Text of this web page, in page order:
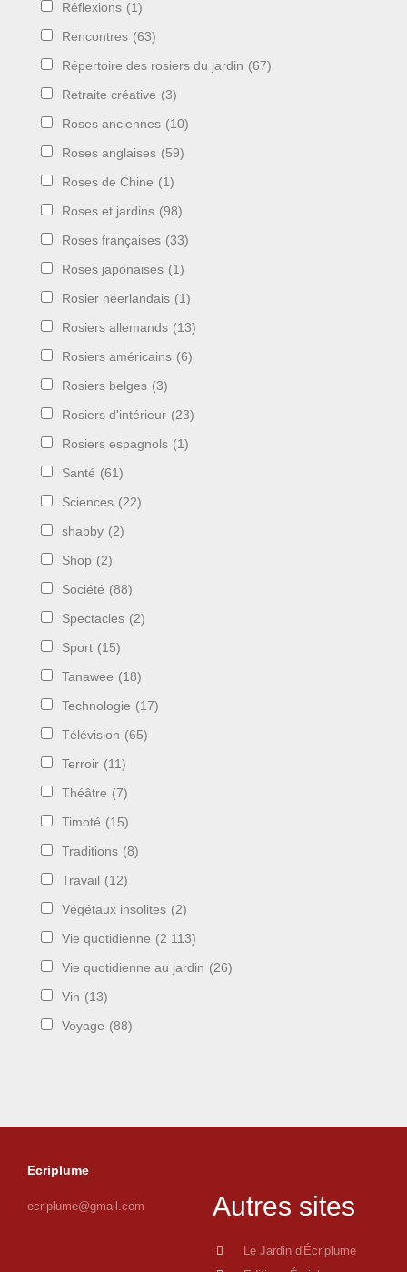
Réflexions (1)
Rencontres (63)
Répertoire des rosiers du jardin (67)
Retraite créative (3)
Roses anciennes (10)
Roses anglaises (59)
Roses de Chine (1)
Roses et jardins (98)
Roses françaises (33)
Roses japonaises (1)
Rosier néerlandais (1)
Rosiers allemands (13)
Rosiers américains (6)
Rosiers belges (3)
Rosiers d'intérieur (23)
Rosiers espagnols (1)
Santé (61)
Sciences (22)
shabby (2)
Shop (2)
Société (88)
Spectacles (2)
Sport (15)
Tanawee (18)
Technologie (17)
Télévision (65)
Terroir (11)
Théâtre (7)
Timoté (15)
Traditions (8)
Travail (12)
Végétaux insolites (2)
Vie quotidienne (2 113)
Vie quotidienne au jardin (26)
Vin (13)
Voyage (88)
Ecriplume
ecriplume@gmail.com Autres sites
Le Jardin d'Écriplume